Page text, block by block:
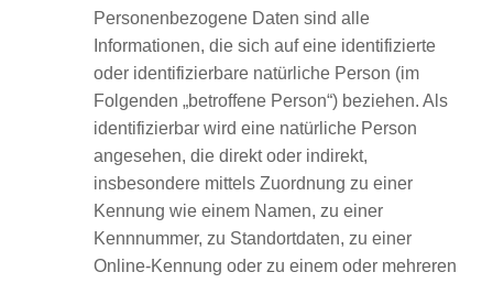
Personenbezogene Daten sind alle
Informationen, die sich auf eine identifizierte
oder identifizierbare natürliche Person (im
Folgenden „betroffene Person“) beziehen. Als
identifizierbar wird eine natürliche Person
angesehen, die direkt oder indirekt,
insbesondere mittels Zuordnung zu einer
Kennung wie einem Namen, zu einer
Kennnummer, zu Standortdaten, zu einer
Online-Kennung oder zu einem oder mehreren